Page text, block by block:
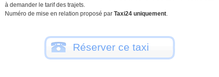
à demander le tarif des trajets.
Numéro de mise en relation proposé par Taxi24 uniquement.
Réserver ce taxi